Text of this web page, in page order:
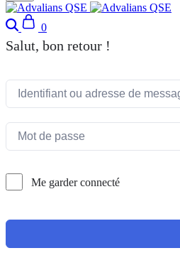
Search
0
Salut, bon retour !
Me garder connecté